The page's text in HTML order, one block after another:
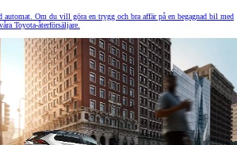
automat. Om du vill göra en trygg och bra affär på en begagnad bil med
Toyota-återförsäljare.